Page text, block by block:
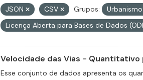
JSON
CSV Grupos: Urbanismo
Licença Aberta para Bases de Dados
Velocidade das Vias - Quantitativo
Esse conjunto de dados apresenta os